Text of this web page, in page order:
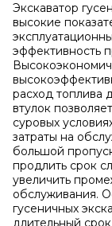
Экскаватор
высокие
эффективность
расход топлива
втулок
суровых
затраты на
большой
продлить срок
увеличить
обслуживания.
гусеничных
длительный